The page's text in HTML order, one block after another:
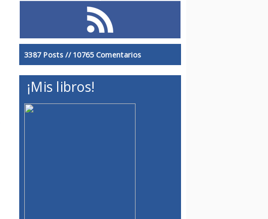
3387 Posts // 10765 Comentarios
¡Mis libros!